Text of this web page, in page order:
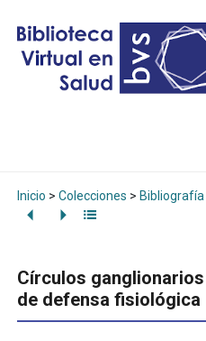
Inicio > Colecciones > Bibliografía
Círculos
de defensa fisiológica